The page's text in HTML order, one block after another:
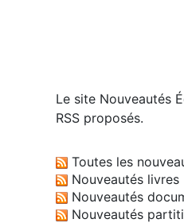
Le site Nouveautés
RSS proposés.
Toutes les
Nouveautés livres
Nouveautés
Nouveautés